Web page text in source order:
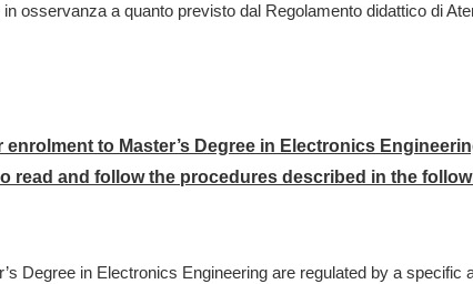
osservanza a quanto previsto dal Regolamento didattico di
to Master’s Degree in Electronics
read and follow the procedures described in the
Degree in Electronics Engineering are regulated by a